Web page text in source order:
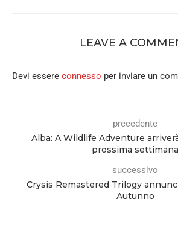
LEAVE A
Devi essere connesso per inviare un
precedente
Alba: A Wildlife Adventure
prossima settimana
successivo
Crysis Remastered Trilogy
Autunno